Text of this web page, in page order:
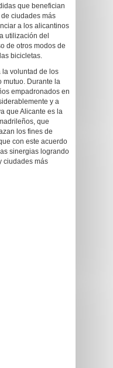
que benefician
ciudades más
a los alicantinos
utilización del
de otros modos de
bicicletas.
la voluntad de los
mutuo. Durante la
empadronados en
y a
que Alicante es la
que
los fines de
con este acuerdo
sinergias logrando
ciudades más